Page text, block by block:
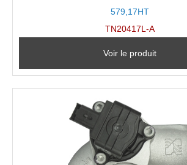
579,17HT
TN20417L-A
Voir le produit